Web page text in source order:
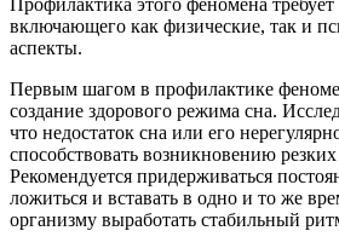
включающего как физические, так и
аспекты.
Первым шагом в профилактике
создание здорового режима сна.
что недостаток сна или его
способствовать возникновению
Рекомендуется придерживаться
ложиться и вставать в одно и то же
организму выработать стабильный